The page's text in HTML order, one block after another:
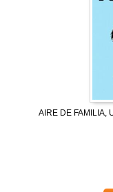
AIRE DE FAMILIA,